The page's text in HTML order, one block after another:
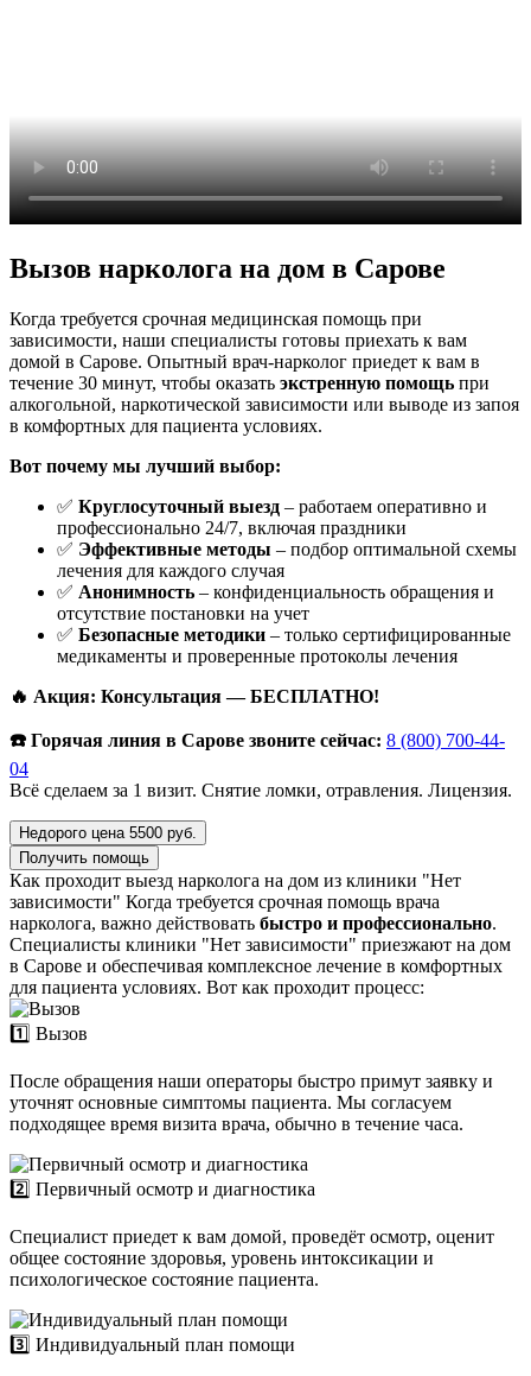
Вызов нарколога на дом в Сарове
Когда требуется срочная медицинская помощь при
зависимости, наши специалисты готовы приехать к вам
домой в Сарове. Опытный врач-нарколог приедет к вам в
течение 30 минут, чтобы оказать экстренную помощь при
алкогольной, наркотической зависимости или выводе из запоя
в комфортных для пациента условиях.
Вот почему мы лучший выбор:
✅ Круглосуточный выезд – работаем оперативно и
профессионально 24/7, включая праздники
✅ Эффективные методы – подбор оптимальной схемы
лечения для каждого случая
✅ Анонимность – конфиденциальность обращения и
отсутствие постановки на учет
✅ Безопасные методики – только сертифицированные
медикаменты и проверенные протоколы лечения
🔥 Акция: Консультация — БЕСПЛАТНО!
☎️ Горячая линия в Сарове звоните сейчас: 8 (800) 700-44-
04
Всё сделаем за 1 визит. Снятие ломки, отравления. Лицензия.
Недорого цена 5500 руб.
Получить помощь
Как проходит выезд нарколога на дом из клиники "Нет
зависимости" Когда требуется срочная помощь врача
нарколога, важно действовать быстро и профессионально.
Специалисты клиники "Нет зависимости" приезжают на дом
в Сарове и обеспечивая комплексное лечение в комфортных
для пациента условиях. Вот как проходит процесс:
1️⃣ Вызов
После обращения наши операторы быстро примут заявку и
уточнят основные симптомы пациента. Мы согласуем
подходящее время визита врача, обычно в течение часа.
2️⃣ Первичный осмотр и диагностика
Специалист приедет к вам домой, проведёт осмотр, оценит
общее состояние здоровья, уровень интоксикации и
психологическое состояние пациента.
3️⃣ Индивидуальный план помощи